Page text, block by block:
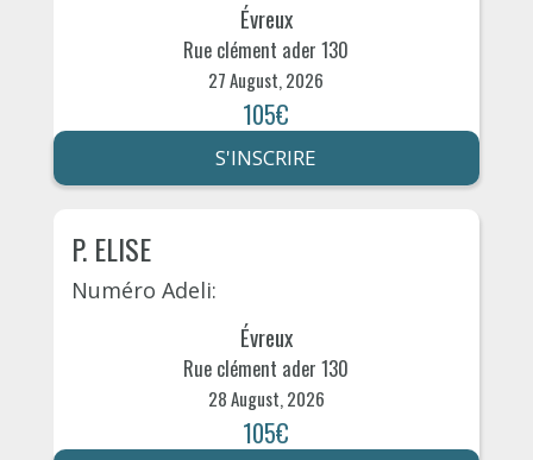
Évreux
Rue clément ader 130
27 August, 2026
105€
S'INSCRIRE
P. ELISE
Numéro Adeli:
Évreux
Rue clément ader 130
28 August, 2026
105€